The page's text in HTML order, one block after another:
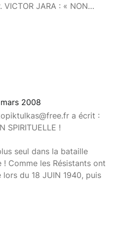
VICTOR JARA : « NON…
2008
a écrit :
SPIRITUELLE !
seul dans la bataille
Comme les Résistants ont
du 18 JUIN 1940, puis